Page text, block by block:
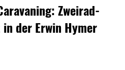
Zweirad-
der Erwin Hymer